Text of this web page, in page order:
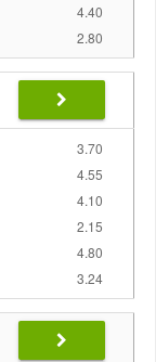
4.40
2.80
3.70
4.55
4.10
2.15
4.80
3.24